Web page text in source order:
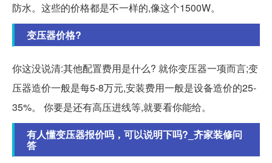
防水。这些的价格都是不一样的,像这个1500W。
变压器价格?
你这没说清:其他配置费用是什么? 就你变压器一项而言;变
压器造价一般是每5-8万元,安装费用一般是设备造价的25-
35%。 你要是还有高压进线等,就要看你能给。
有人懂变压器报价吗，可以说明下吗?_齐家装修问
答